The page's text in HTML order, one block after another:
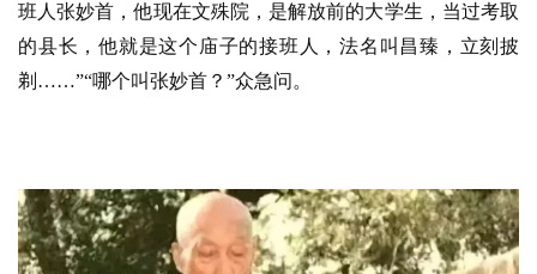
班人张妙首，他现在文殊院，是解放前的大学生，当过考取
的县长，他就是这个庙子的接班人，法名叫昌臻，立刻披
剃……”“哪个叫张妙首？”众急问。